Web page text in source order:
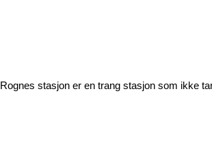
Rognes stasjon er en trang stasjon som ikke